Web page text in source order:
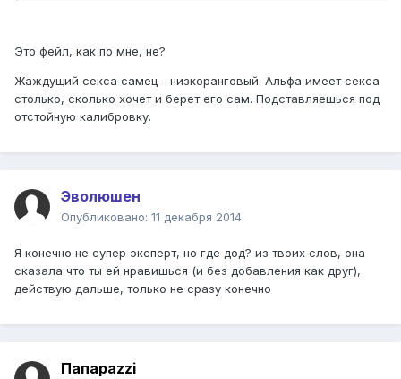
Это фейл, как по мне, не?
Жаждущий секса самец - низкоранговый. Альфа имеет секса
столько, сколько хочет и берет его сам. Подставляешься под
отстойную калибровку.
Эволюшен
Опубликовано: 11 декабря 2014
Я конечно не супер эксперт, но где дод? из твоих слов, она
сказала что ты ей нравишься (и без добавления как друг),
действую дальше, только не сразу конечно
Папараzzi